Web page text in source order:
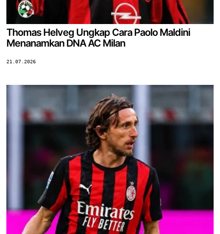
Thomas Helveg Ungkap Cara Paolo Maldini
Menanamkan DNA AC Milan
21.07.2026